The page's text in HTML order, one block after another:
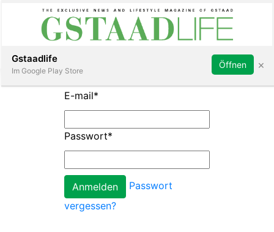
Subscribe Sign in
E-mail*
Passwort*
Passwort
vergessen?
Gstaadlife
Im Google Play Store
Öffnen ×